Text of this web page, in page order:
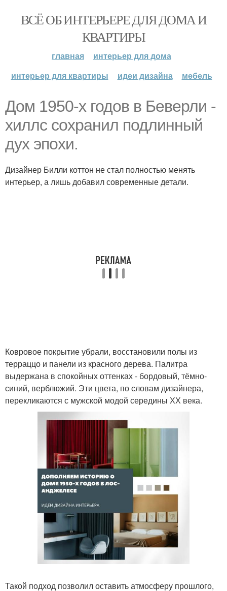
ВСЁ ОБ ИНТЕРЬЕРЕ ДЛЯ ДОМА И
КВАРТИРЫ
главная
интерьер для дома
интерьер для квартиры
идеи дизайна мебель
Дом 1950-х годов в Беверли -
хиллс сохранил подлинный
дух эпохи.
Дизайнер Билли коттон не стал полностью менять
интерьер, а лишь добавил современные детали.
Ковровое покрытие убрали, восстановили полы из
терраццо и панели из красного дерева. Палитра
выдержана в спокойных оттенках - бордовый, тёмно-
синий, верблюжий. Эти цвета, по словам дизайнера,
перекликаются с мужской модой середины ХХ века.
Такой подход позволил оставить атмосферу прошлого,